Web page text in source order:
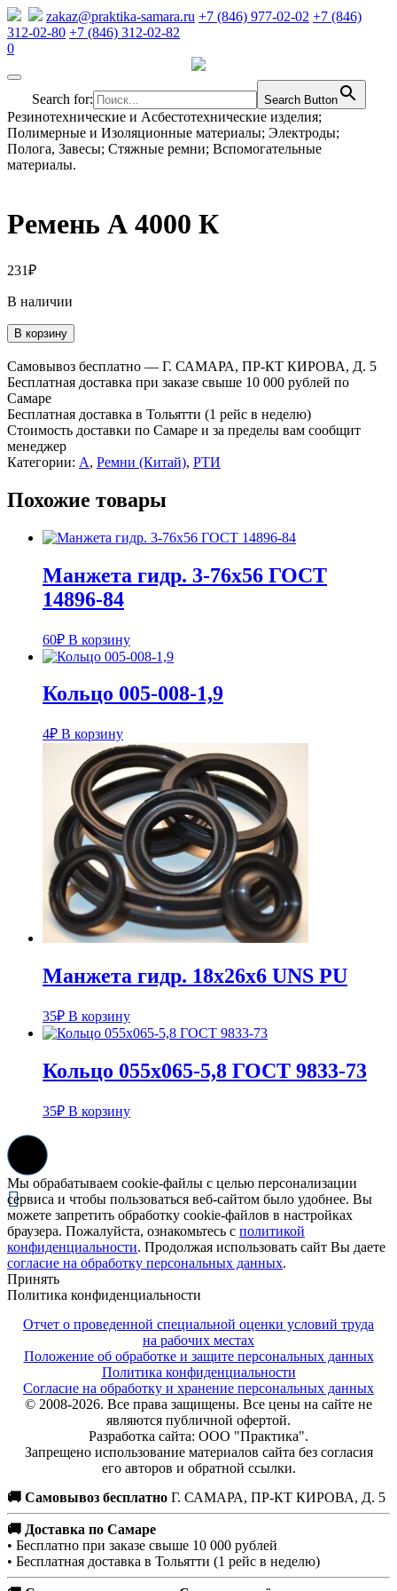
zakaz@praktika-samara.ru +7 (846) 977-02-02 +7 (846)
312-02-80 +7 (846) 312-02-82
0
Search for: Search Button
Резинотехнические и Асбестотехнические изделия;
Полимерные и Изоляционные материалы; Электроды;
Полога, Завесы; Стяжные ремни; Вспомогательные
материалы.
Ремень А 4000 К
231₽
В наличии
Количество
товара
Ремень
А
4000
К
В корзину
Самовывоз бесплатно — Г. САМАРА, ПР-КТ КИРОВА, Д. 5
Бесплатная доставка при заказе свыше 10 000 рублей по
Самаре
Бесплатная доставка в Тольятти (1 рейс в неделю)
Стоимость доставки по Самаре и за пределы вам сообщит
менеджер
Категории: А, Ремни (Китай), РТИ
Похожие товары
Манжета гидр. 3-76х56 ГОСТ
14896-84
60₽ В корзину
Кольцо 005-008-1,9
4₽ В корзину
Манжета гидр. 18х26х6 UNS PU
35₽ В корзину
Кольцо 055х065-5,8 ГОСТ 9833-73
35₽ В корзину
Мы обрабатываем cookie-файлы с целью персонализации
сервиса и чтобы пользоваться веб-сайтом было удобнее. Вы
можете запретить обработку cookie-файлов в настройках
браузера. Пожалуйста, ознакомьтесь с политикой
конфиденциальности. Продолжая использовать сайт Вы даете
согласие на обработку персональных данных.
Принять
Политика конфиденциальности
Отчет о проведенной специальной оценки условий труда
на рабочих местах
Положение об обработке и защите персональных данных
Политика конфиденциальности
Согласие на обработку и хранение персональных данных
© 2008-2026. Все права защищены. Все цены на сайте не
являются публичной офертой.
Разработка сайта: ООО "Практика".
Запрещено использование материалов сайта без согласия
его авторов и обратной ссылки.
🚚 Самовывоз бесплатно Г. САМАРА, ПР-КТ КИРОВА, Д. 5
🚚 Доставка по Самаре
• Бесплатно при заказе свыше 10 000 рублей
• Бесплатная доставка в Тольятти (1 рейс в неделю)